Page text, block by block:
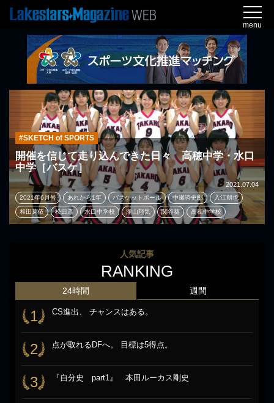
menu
#SKETCH of SPORTS
開催を信じて走り込んできた日々 高穂中学・水口
中学［バスケ］
2021.07.04
2021年6月号 あれから1年 バスケットボール 中瀬誇史郎 入江朔也
和田芽依 松田遥 水口中学校 瀧山翔気 関谷葵 高穂中学校
人気記事
RANKING
24時間
1 CS進出、 チャンスはある。
2 点が取れるDFへ。 目標は5得点。
3 『自分史 part1』 本田ルーカス剛史
週間